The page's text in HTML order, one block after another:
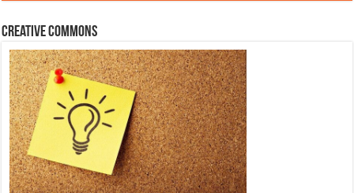
Creative Commons